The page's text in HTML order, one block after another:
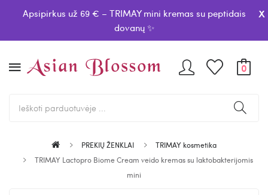
Apsipirkus už 69 € – TRIMAY mini kremas su peptidais
dovanų ✨
x
0
PREKIŲ ŽENKLAI
TRIMAY kosmetika
TRIMAY Lactopro Biome Cream veido kremas su laktobakterijomis
mini